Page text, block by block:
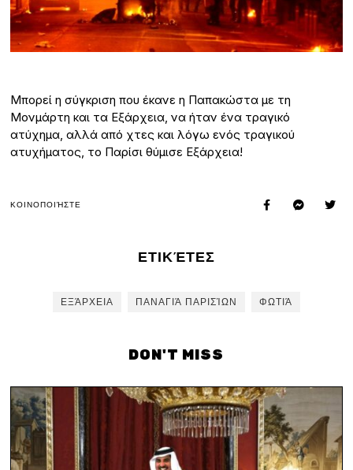
Μπορεί η σύγκριση που έκανε η Παπακώστα με τη
Μονμάρτη και τα Εξάρχεια, να ήταν ένα τραγικό
ατύχημα, αλλά από χτες και λόγω ενός τραγικού
ατυχήματος, το Παρίσι θύμισε Εξάρχεια!
ΚΟΙΝΟΠΟΙΉΣΤΕ
ΕΤΙΚΈΤΕΣ
ΕΞΆΡΧΕΙΑ ΠΑΝΑΓΙΆ ΠΑΡΙΣΊΩΝ ΦΩΤΙΆ
DON'T MISS